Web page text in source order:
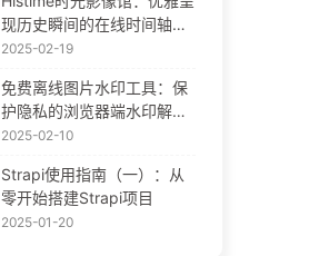
现历史瞬间的在线时间轴相
册 | Historical Photo Timeli
2025-02-19
免费离线图片水印工具：保
护隐私的浏览器端水印解决
方案 | Free Offline Image
2025-02-10
Strapi使用指南（一）：从
零开始搭建Strapi项目
2025-01-20